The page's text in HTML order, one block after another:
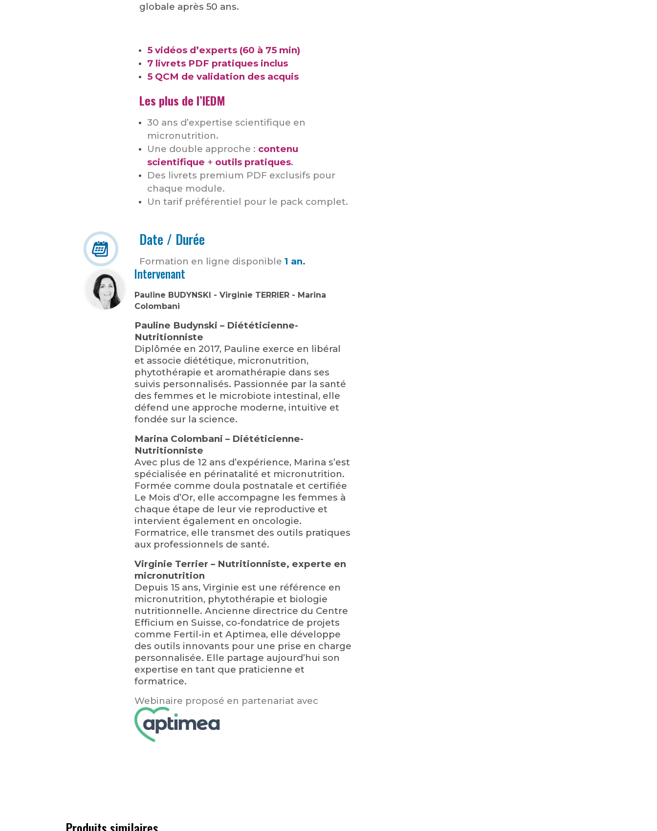
globale après 50 ans.
5 vidéos d’experts (60 à 75 min)
7 livrets PDF pratiques inclus
5 QCM de validation des acquis
Les plus de l’IEDM
30 ans d’expertise scientifique en
micronutrition.
Une double approche : contenu
scientifique + outils pratiques.
Des livrets premium PDF exclusifs pour
chaque module.
Un tarif préférentiel pour le pack complet.
Date / Durée
Formation en ligne disponible 1 an.
Intervenant
Pauline BUDYNSKI - Virginie TERRIER - Marina
Colombani
Pauline Budynski – Diététicienne-
Nutritionniste
Diplômée en 2017, Pauline exerce en libéral
et associe diététique, micronutrition,
phytothérapie et aromathérapie dans ses
suivis personnalisés. Passionnée par la santé
des femmes et le microbiote intestinal, elle
défend une approche moderne, intuitive et
fondée sur la science.
Marina Colombani – Diététicienne-
Nutritionniste
Avec plus de 12 ans d’expérience, Marina s’est
spécialisée en périnatalité et micronutrition.
Formée comme doula postnatale et certifiée
Le Mois d’Or, elle accompagne les femmes à
chaque étape de leur vie reproductive et
intervient également en oncologie.
Formatrice, elle transmet des outils pratiques
aux professionnels de santé.
Virginie Terrier – Nutritionniste, experte en
micronutrition
Depuis 15 ans, Virginie est une référence en
micronutrition, phytothérapie et biologie
nutritionnelle. Ancienne directrice du Centre
Efficium en Suisse, co-fondatrice de projets
comme Fertil-in et Aptimea, elle développe
des outils innovants pour une prise en charge
personnalisée. Elle partage aujourd’hui son
expertise en tant que praticienne et
formatrice.
Webinaire proposé en partenariat avec